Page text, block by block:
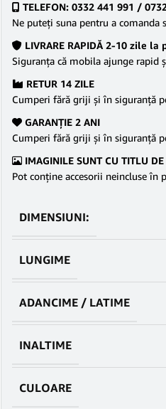
TELEFON: 0332 441 991 /
Ne puteţi suna pentru a comanda
LIVRARE RAPIDĂ 2-10 zile la
Siguranţa că mobila ajunge rapid
RETUR 14 ZILE
Cumperi fără griji şi în siguranţă
GARANŢIE 2 ANI
Cumperi fără griji şi în siguranţă
IMAGINILE SUNT CU TITLU DE
Pot conține accesorii neincluse în
DIMENSIUNI:
LUNGIME
ADANCIME / LATIME
INALTIME
CULOARE